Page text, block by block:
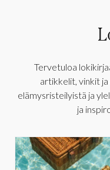
Tervetuloa
artikkelit, vinkit
elämysristeilyistä ja
ja